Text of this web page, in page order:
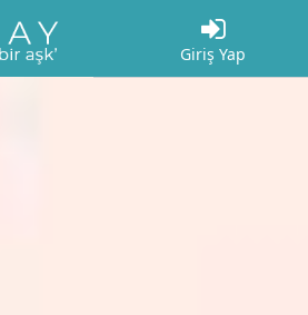
Giriş Yap